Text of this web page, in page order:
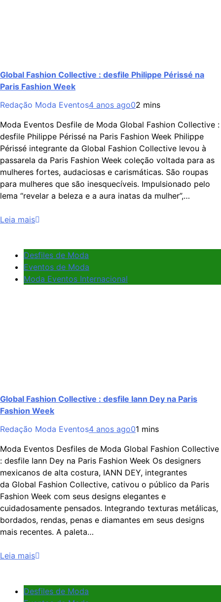
Global Fashion Collective : desfile Philippe Périssé na
Paris Fashion Week
Redação Moda Eventos4 anos ago02 mins
Moda Eventos Desfile de Moda Global Fashion Collective :
desfile Philippe Périssé na Paris Fashion Week Philippe
Périssé integrante da Global Fashion Collective levou à
passarela da Paris Fashion Week coleção voltada para as
mulheres fortes, audaciosas e carismáticas. São roupas
para mulheres que são inesquecíveis. Impulsionado pelo
lema “revelar a beleza e a aura inatas da mulher”,…
Leia mais
Desfiles de Moda
Eventos de Moda
Moda Eventos Internacional
Global Fashion Collective : desfile Iann Dey na Paris
Fashion Week
Redação Moda Eventos4 anos ago01 mins
Moda Eventos Desfiles de Moda Global Fashion Collective
: desfile Iann Dey na Paris Fashion Week Os designers
mexicanos de alta costura, IANN DEY, integrantes
da Global Fashion Collective, cativou o público da Paris
Fashion Week com seus designs elegantes e
cuidadosamente pensados. Integrando texturas metálicas,
bordados, rendas, penas e diamantes em seus designs
mais recentes. A paleta…
Leia mais
Desfiles de Moda